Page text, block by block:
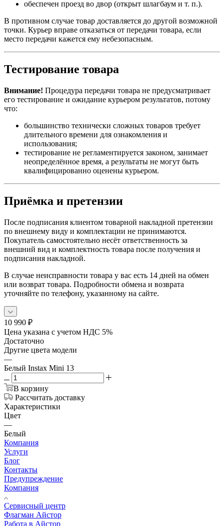
обеспечен проезд во двор (открыт шлагбаум и т. п.).
В противном случае товар доставляется до другой возможной
точки. Курьер вправе отказаться от передачи товара, если
место передачи кажется ему небезопасным.
Тестирование товара
Внимание! Процедура передачи товара не предусматривает
его тестирование и ожидание курьером результатов, потому
что:
большинство технически сложных товаров требует
длительного времени для ознакомления и
использования;
тестирование не регламентируется законом, занимает
неопределённое время, а результаты не могут быть
квалифицированно оценены курьером.
Приёмка и претензии
После подписания клиентом товарной накладной претензии
по внешнему виду и комплектации не принимаются.
Покупатель самостоятельно несёт ответственность за
внешний вид и комплектность товара после получения и
подписания накладной.
В случае неисправности товара у вас есть 14 дней на обмен
или возврат товара. Подробности обмена и возврата
уточняйте по телефону, указанному на сайте.
10 990 ₽
Цена указана с учетом НДС 5%
Достаточно
Другие цвета модели
—
Белый Instax Mini 13
В корзину
Рассчитать доставку
Характеристики
Цвет
—
Белый
Компания
Услуги
Блог
Контакты
Предупреждение
Компания
Сервисный центр
Флагман Айстор
Работа в Айстор